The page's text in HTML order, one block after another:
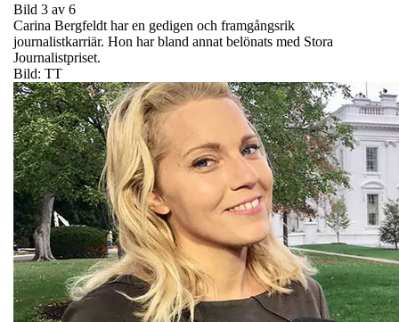
Bild 3 av 6
Carina Bergfeldt har en gedigen och framgångsrik
journalistkarriär. Hon har bland annat belönats med Stora
Journalistpriset.
Bild: TT